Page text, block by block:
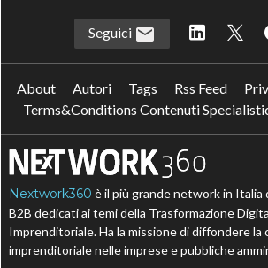
Seguici
About Autori Tags Rss Feed
Terms&Conditions Contenuti
Nextwork360 è il più grande network in
B2B dedicati ai temi della Trasformazione
Imprenditoriale. Ha la missione di diffondere la
imprenditoriale nelle imprese e pubbliche